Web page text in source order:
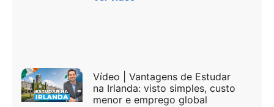
Vídeo | Vantagens de Estudar
na Irlanda: visto simples, custo
menor e emprego global